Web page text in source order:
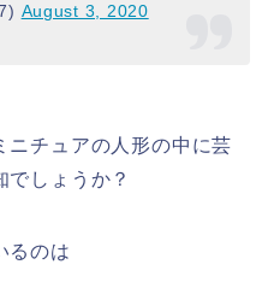
August 3, 2020
ニチュアの人形の中に芸
しょうか？
るのは